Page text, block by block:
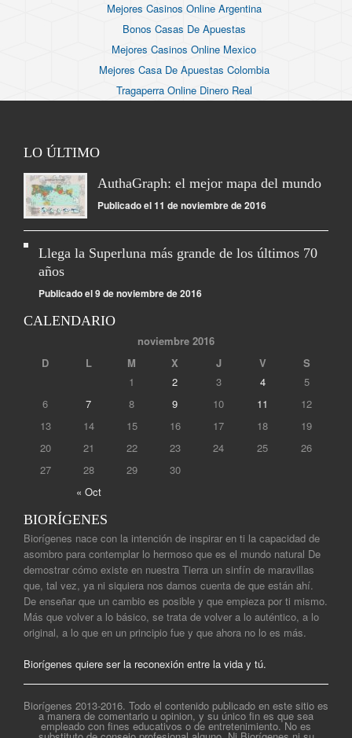
Mejores Casinos Online Argentina
Bonos Casas De Apuestas
Mejores Casinos Online Mexico
Mejores Casa De Apuestas Colombia
Tragaperra Online Dinero Real
LO ÚLTIMO
AuthaGraph: el mejor mapa del mundo
Publicado el 11 de noviembre de 2016
Llega la Superluna más grande de los últimos 70
años
Publicado el 9 de noviembre de 2016
CALENDARIO
noviembre 2016
D
L M X J V S
« Oct
1 2 3 4
5
6
7 8 9 10 11
12
13
14 15 16 17 18
19
20
21 22 23 24 25
26
27
28 29 30
BIORÍGENES
Biorígenes nace con la intención de inspirar en ti la capacidad de
asombro para contemplar lo hermoso que es el mundo natural De
demostrar cómo existe en nuestra Tierra un sinfín de maravillas
que, tal vez, ya ni siquiera nos damos cuenta de que están ahí.
De enseñar que un cambio es posible y que empieza por ti mismo.
Más que volver a lo básico, se trata de volver a lo auténtico, a lo
original, a lo que en un principio fue y que ahora no lo es más.
Biorígenes quiere ser la reconexión entre la vida y tú.
Biorígenes 2013-2016. Todo el contenido publicado en este sitio es
a manera de comentario u opinion, y su único fin es que sea
empleado con fines educativos o de entretenimiento. No es